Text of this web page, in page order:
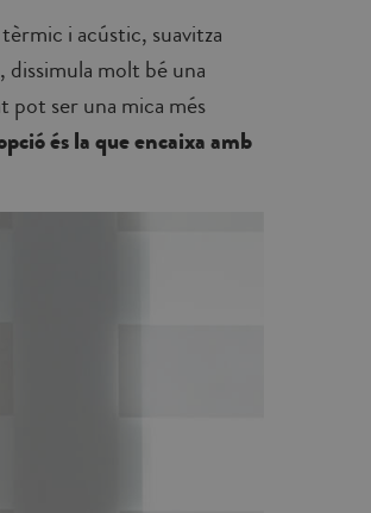
i acústic, suavitza
dissimula molt bé una
pot ser una mica més
és la que encaixa amb